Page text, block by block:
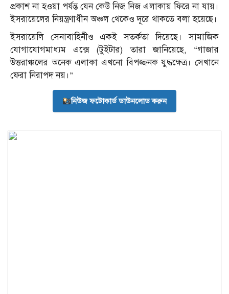
প্রকাশ না হওয়া পর্যন্ত যেন কেউ নিজ নিজ এলাকায় ফিরে না যায়।
ইসরায়েলের নিয়ন্ত্রণাধীন অঞ্চল থেকেও দূরে থাকতে বলা হয়েছে।
ইসরায়েলি সেনাবাহিনীও একই সতর্কতা দিয়েছে। সামাজিক
যোগাযোগমাধ্যম এক্সে (টুইটার) তারা জানিয়েছে, “গাজার
উত্তরাঞ্চলের অনেক এলাকা এখনো বিপজ্জনক যুদ্ধক্ষেত্র। সেখানে
ফেরা নিরাপদ নয়।”
নিউজ ফটোকার্ড ডাউনলোড করুন